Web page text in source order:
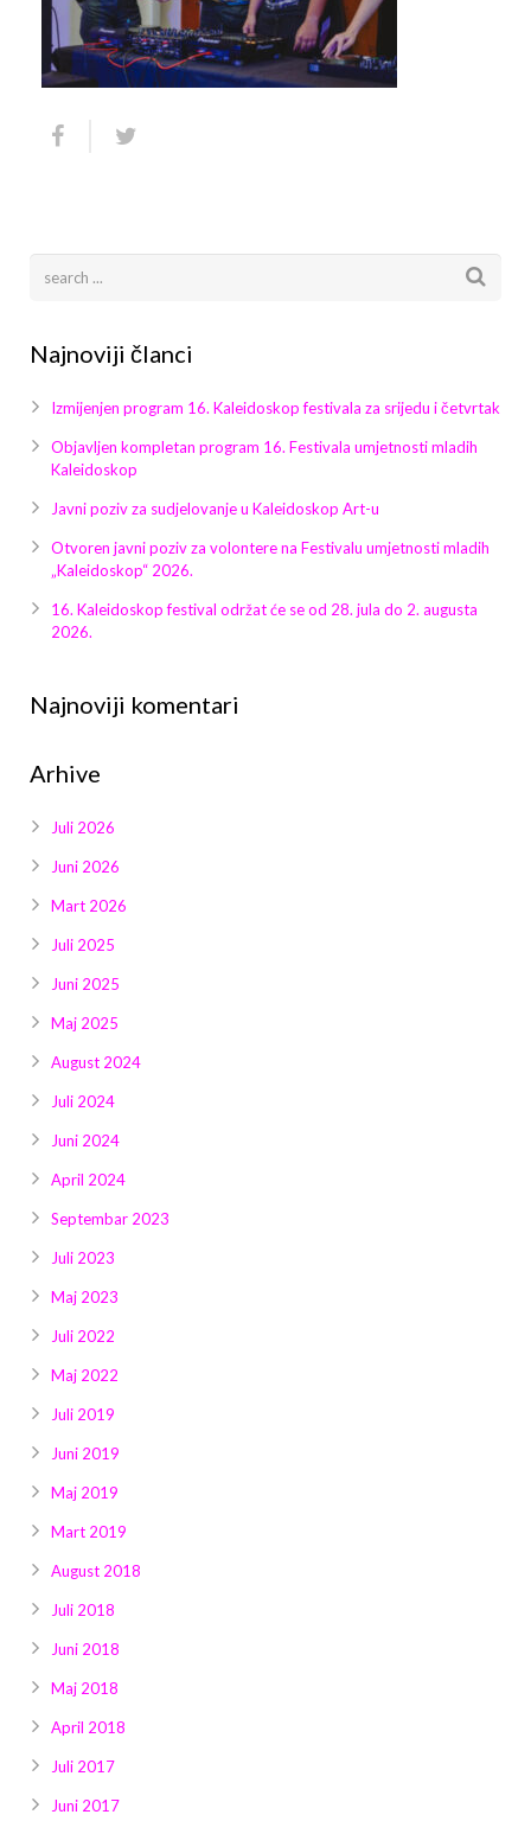
Video 2011
Video 2017
Galerija 2010
Galerija 2016
Galerija 2018
Galerija 2019
Galerija 2024
Arhiva
Najnoviji članci
Izmijenjen program 16. Kaleidoskop festivala za srijedu i četvrtak
Objavljen kompletan program 16. Festivala umjetnosti mladih
Kaleidoskop
Javni poziv za sudjelovanje u Kaleidoskop Art-u
Otvoren javni poziv za volontere na Festivalu umjetnosti mladih
„Kaleidoskop“ 2026.
16. Kaleidoskop festival održat će se od 28. jula do 2. augusta
2026.
Najnoviji komentari
Arhive
Juli 2026
Juni 2026
Mart 2026
Juli 2025
Juni 2025
Maj 2025
August 2024
Juli 2024
Juni 2024
April 2024
Septembar 2023
Juli 2023
Maj 2023
Juli 2022
Maj 2022
Juli 2019
Juni 2019
Maj 2019
Mart 2019
August 2018
Juli 2018
Juni 2018
Maj 2018
April 2018
Juli 2017
Juni 2017